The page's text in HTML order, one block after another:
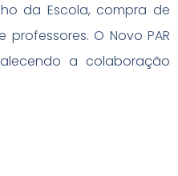
da Escola, compra de
O Novo PAR
a colaboração